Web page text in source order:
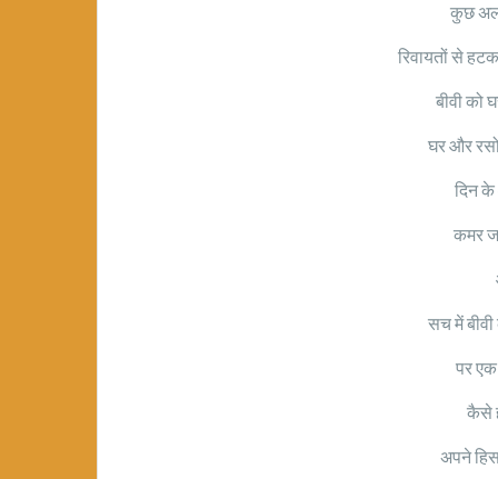
कुछ
रिवायतों से
बीवी को
घर और
दिन
कमर
सच में
पर
कैसे
अपने